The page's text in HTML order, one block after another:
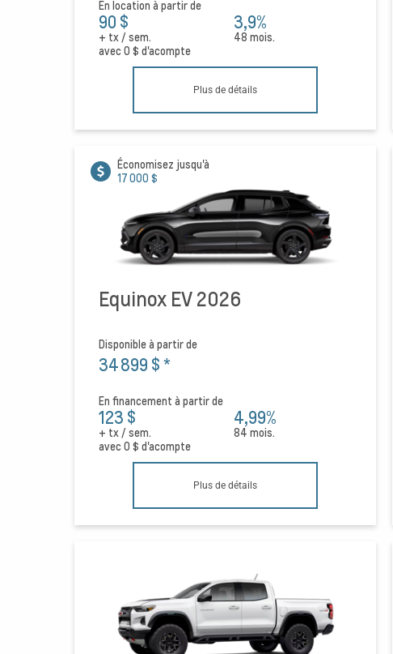
En location à partir de
90 $
+ tx / sem.
3,9%
48 mois.
avec0 $ d'acompte
Plus de détails
Économisez jusqu'à
17 000 $
Equinox EV 2026
Disponible à partir de
34 899 $*
En financement à partir de
123 $
+ tx / sem.
4,99%
84 mois.
avec0 $ d'acompte
Plus de détails